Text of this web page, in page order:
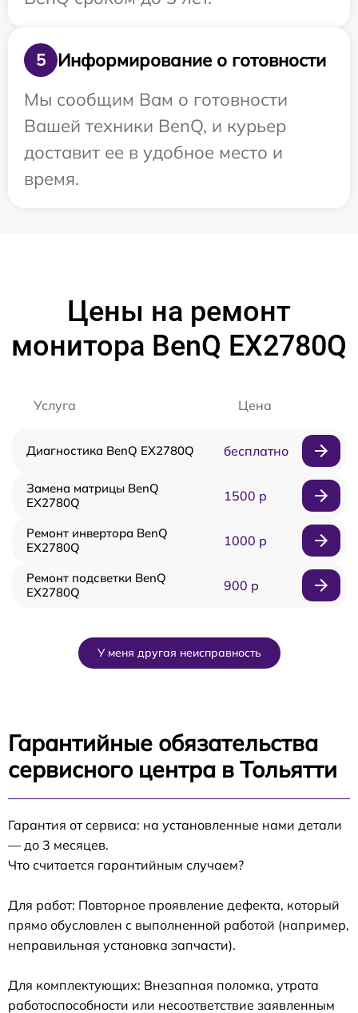
5
Информирование о готовности
Мы сообщим Вам о готовности
Вашей техники BenQ, и курьер
доставит ее в удобное место и
время.
Цены на ремонт
монитора BenQ EX2780Q
Услуга Цена
Диагностика BenQ EX2780Q бесплатно
Замена матрицы BenQ
EX2780Q
1500 р
Ремонт инвертора BenQ
EX2780Q
1000 р
Ремонт подсветки BenQ
EX2780Q
900 р
У меня другая неисправность
Гарантийные обязательства
сервисного центра в Тольятти
Гарантия от сервиса: на установленные нами детали
— до 3 месяцев.
Что считается гарантийным случаем?
Для работ: Повторное проявление дефекта, который
прямо обусловлен с выполненной работой (например,
неправильная установка запчасти).
Для комплектующих: Внезапная поломка, утрата
работоспособности или несоответствие заявленным